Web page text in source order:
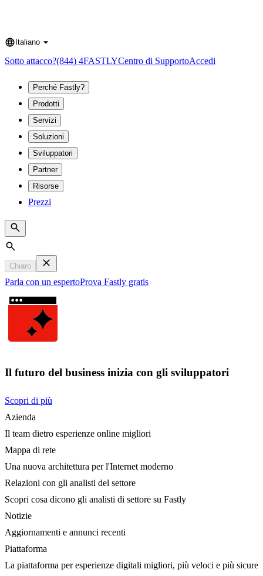
Language
Italiano
Sotto attacco?(844) 4FASTLYCentro di SupportoAccedi
Perché Fastly?
Prodotti
Servizi
Soluzioni
Sviluppatori
Partner
Risorse
Prezzi
Search
Chiaro
Parla con un espertoProva Fastly gratis
Il futuro del business inizia con gli sviluppatori
Scopri di più
Azienda
Il team dietro esperienze online migliori
Mappa di rete
Una nuova architettura per l'Internet moderno
Relazioni con gli analisti del settore
Scopri cosa dicono gli analisti di settore su Fastly
Notizie
Aggiornamenti e annunci recenti
Piattaforma
La piattaforma per esperienze digitali migliori, più veloci e più sicure